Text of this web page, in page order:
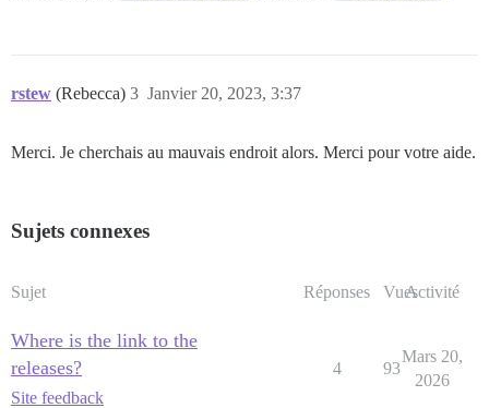
rstew (Rebecca) Janvier 20, 2023, 3:37
3
Merci. Je cherchais au mauvais endroit alors. Merci pour votre aide.
Sujets connexes
Sujet Réponses VuesActivité
Where is the link to the
releases?
Site feedback
4 93
Mars 20,
2026